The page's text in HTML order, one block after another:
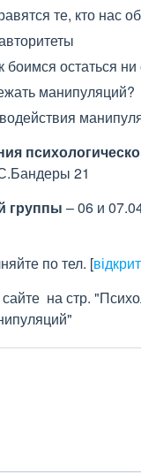
те, кто нас
остаться ни
манипуляций?
21
группы – 06 и
по тел. [
на стр.